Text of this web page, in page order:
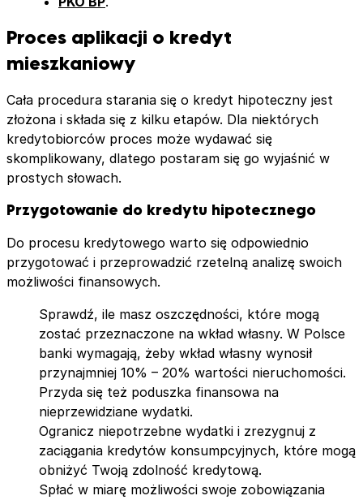
Proces aplikacji o kredyt
mieszkaniowy
Cała procedura starania się o kredyt hipoteczny jest
złożona i składa się z kilku etapów. Dla niektórych
kredytobiorców proces może wydawać się
skomplikowany, dlatego postaram się go wyjaśnić w
prostych słowach.
Przygotowanie do kredytu hipotecznego
Do procesu kredytowego warto się odpowiednio
przygotować i przeprowadzić rzetelną analizę swoich
możliwości finansowych.
Sprawdź, ile masz oszczędności, które mogą
zostać przeznaczone na wkład własny. W Polsce
banki wymagają, żeby wkład własny wynosił
przynajmniej 10% – 20% wartości nieruchomości.
Przyda się też poduszka finansowa na
nieprzewidziane wydatki.
Ogranicz niepotrzebne wydatki i zrezygnuj z
zaciągania kredytów konsumpcyjnych, które mogą
obniżyć Twoją zdolność kredytową.
Spłać w miarę możliwości swoje zobowiązania